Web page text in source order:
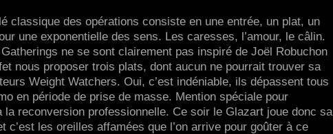
classique des opérations consiste en une entrée, un plat, un
une exponentielle des sens. Les caresses, l’amour, le câlin.
ne se sont clairement pas inspiré de Joël Robuchon
nous proposer trois plats, dont aucun ne pourrait trouver sa
Weight Watchers. Oui, c’est indéniable, ils dépassent tous
en période de prise de masse. Mention spéciale pour
la reconversion professionnelle. Ce soir le Glazart joue donc sa
c’est les oreilles affamées que l’on arrive pour goûter à ce